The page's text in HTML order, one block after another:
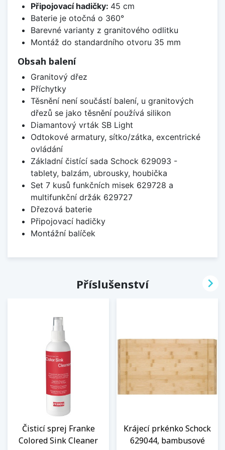
Připojovací hadičky: 45 cm
Baterie je otočná o 360°
Barevné varianty z granitového odlitku
Montáž do standardního otvoru 35 mm
Obsah balení
Granitový dřez
Příchytky
Těsnění není součástí balení, u granitových
dřezů se jako těsnění používá silikon
Diamantový vrták SB Light
Odtokové armatury, sítko/zátka, excentrické
ovládání
Základní čistící sada Schock 629093 -
tablety, balzám, ubrousky, houbička
Set 7 kusů funkčních misek 629728 a
multifunkční držák 629727
Dřezová baterie
Připojovací hadičky
Montážní balíček
Příslušenství
Čisticí sprej Franke
Colored Sink Cleaner
Krájecí prkénko Schock
629044, bambusové
